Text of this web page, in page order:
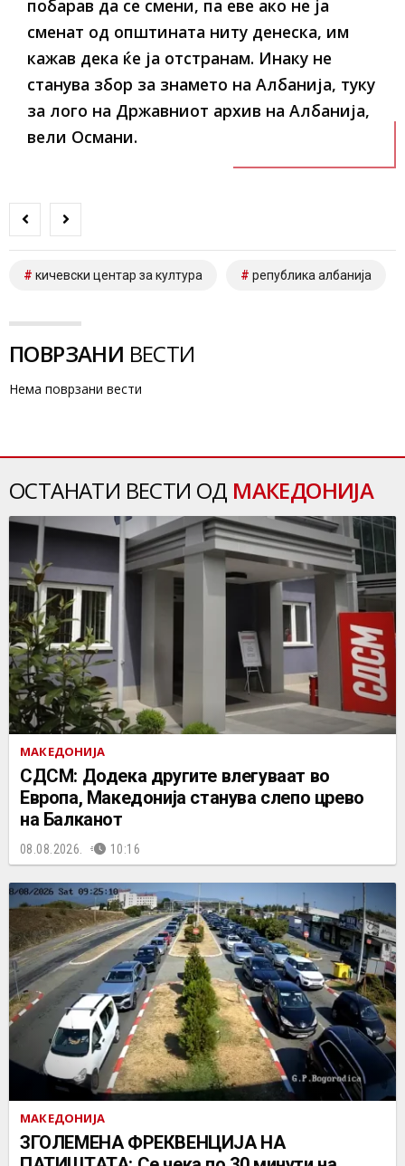
побарав да се смени, па еве ако не ја
сменат од општината ниту денеска, им
кажав дека ќе ја отстранам. Инаку не
станува збор за знамето на Албанија, туку
за лого на Државниот архив на Албанија,
вели Османи.
кичевски центар за култура република албанија
ПОВРЗАНИ ВЕСТИ
Нема поврзани вести
ОСТАНАТИ ВЕСТИ ОД МАКЕДОНИЈА
МАКЕДОНИЈА
СДСМ: Додека другите влегуваат во
Европа, Македонија станува слепо црево
на Балканот
08.08.2026. 10:16
МАКЕДОНИЈА
ЗГОЛЕМЕНА ФРЕКВЕНЦИЈА НА